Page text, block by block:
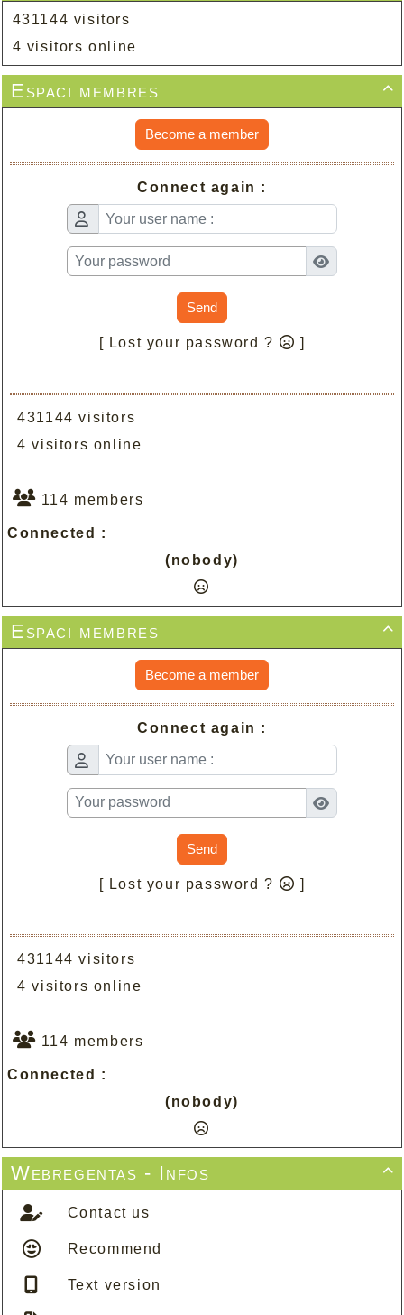
431144 visitors
4 visitors online

Espaci membres
Become a member
Connect again :
Send
[ Lost your password ? ]
431144 visitors
4 visitors online
114 members
Connected :
(nobody)

Espaci membres
Become a member
Connect again :
Send
[ Lost your password ? ]
431144 visitors
4 visitors online
114 members
Connected :
(nobody)

Webregentas - Infos
Contact us
Recommend
Text version